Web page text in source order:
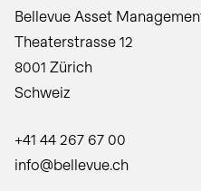
Bellevue Asset
Theaterstrasse 12
8001 Zürich
Schweiz
+41 44 267 67 00
info@bellevue.ch